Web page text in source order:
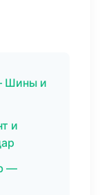
Шины и
и
—